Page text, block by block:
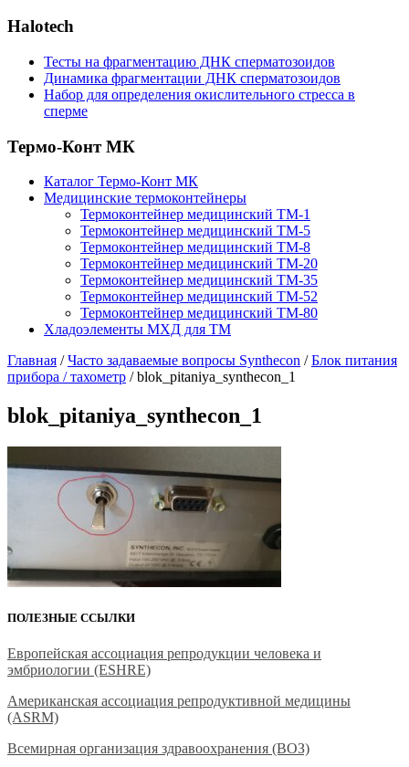
Halotech
Тесты на фрагментацию ДНК сперматозоидов
Динамика фрагментации ДНК сперматозоидов
Набор для определения окислительного стресса в
сперме
Термо-Конт МК
Каталог Термо-Конт МК
Медицинские термоконтейнеры
Термоконтейнер медицинский ТМ-1
Термоконтейнер медицинский ТМ-5
Термоконтейнер медицинский ТМ-8
Термоконтейнер медицинский ТМ-20
Термоконтейнер медицинский ТМ-35
Термоконтейнер медицинский ТМ-52
Термоконтейнер медицинский ТМ-80
Хладоэлементы МХД для ТМ
Главная /Часто задаваемые вопросы Synthecon /Блок питания
прибора / тахометр /blok_pitaniya_synthecon_1
blok_pitaniya_synthecon_1
ПОЛЕЗНЫЕ ССЫЛКИ
Европейская ассоциация репродукции человека и
эмбриологии (ESHRE)
Американская ассоциация репродуктивной медицины
(ASRM)
Всемирная организация здравоохранения (ВОЗ)